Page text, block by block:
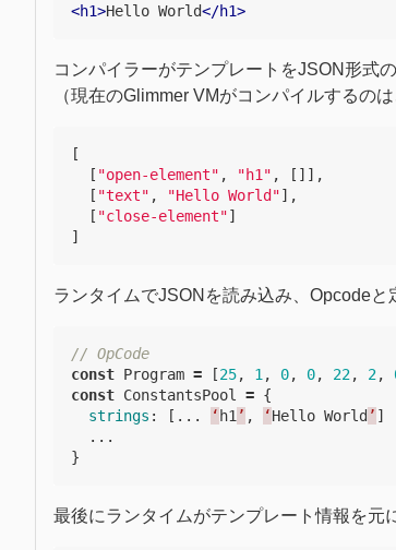
<h1>Hello World</h1>
コンパイラーがテンプレートをJSON形式
（現在のGlimmer VMがコンパイルするの
[
[ "open-element" , "h1" ,
[]],
[ "text" , "Hello World"],
[ "close-element"]
]
ランタイムでJSONを読み込み、Opcodeと
// OpCode
const Program = [25, 1 , 0, 0, 22, 2,
const ConstantsPool = {
strings : [... ‘ h1 ’ , ‘Hello World ’ ]
...
}
最後にランタイムがテンプレート情報を元